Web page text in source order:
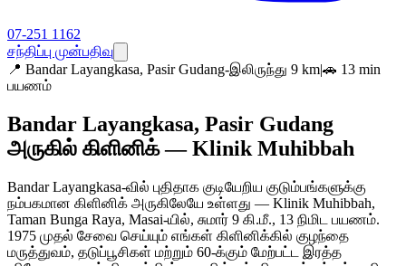
07-251 1162
சந்திப்பு முன்பதிவு
📍 Bandar Layangkasa, Pasir Gudang-இலிருந்து 9 km|🚗 13 min
பயணம்
Bandar Layangkasa, Pasir Gudang
அருகில் கிளினிக் — Klinik Muhibbah
Bandar Layangkasa-வில் புதிதாக குடியேறிய குடும்பங்களுக்கு
நம்பகமான கிளினிக் அருகிலேயே உள்ளது — Klinik Muhibbah,
Taman Bunga Raya, Masai-யில், சுமார் 9 கி.மீ., 13 நிமிட பயணம்.
1975 முதல் சேவை செய்யும் எங்கள் கிளினிக்கில் குழந்தை
மருத்துவம், தடுப்பூசிகள் மற்றும் 60-க்கும் மேற்பட்ட இரத்த